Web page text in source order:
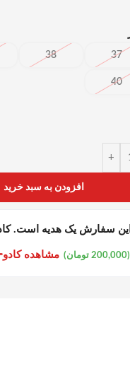
37
38
40
+
افزودن به سبد خرید
این سفارش یک هدیه است.
(200,000 تومان) مشاهده کادو